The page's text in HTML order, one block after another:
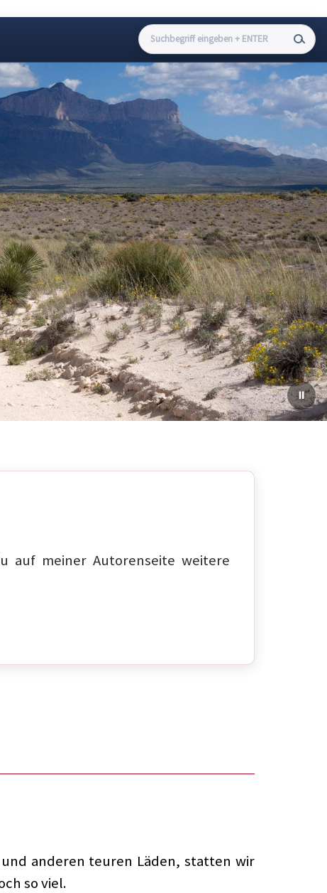
auf meiner Autorenseite weitere
anderen teuren Läden, statten wir
so viel.